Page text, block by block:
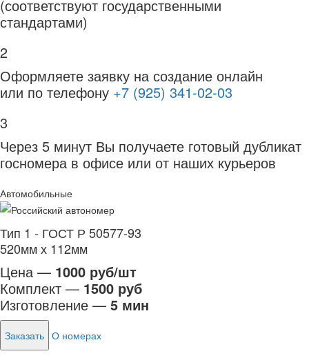
(соответствуют государственными
стандартами)
2
Оформляете заявку на создание онлайн
или по телефону +7 (925) 341-02-03
3
Через 5 минут Вы получаете готовый дубликат
госномера в офисе или от наших курьеров
Автомобильные
Тип 1 - ГОСТ Р 50577-93
520мм х 112мм
Цена — 1000 руб/шт
Комплект — 1500 руб
Изготовление — 5 мин
Заказать О номерах